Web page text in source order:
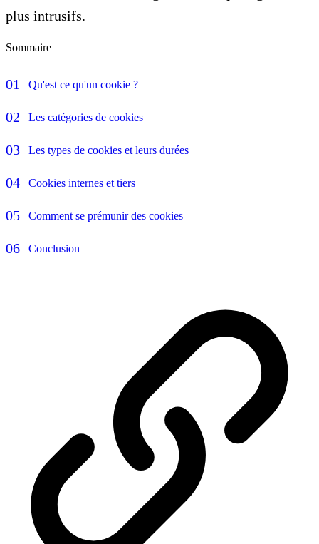
plus intrusifs.
Sommaire
Qu'est ce qu'un cookie ?
Les catégories de cookies
Les types de cookies et leurs durées
Cookies internes et tiers
Comment se prémunir des cookies
Conclusion